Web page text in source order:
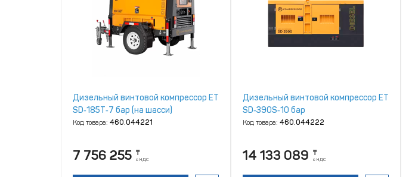
Дизельный винтовой компрессор ET
SD‑185T‑7 бар (на шасси)
Код товара: 460.044221
7 756 255 ₸
с НДС
Дизельный винтовой компрессор ET
SD‑390S‑10 бар
Код товара: 460.044222
14 133 089 ₸
с НДС